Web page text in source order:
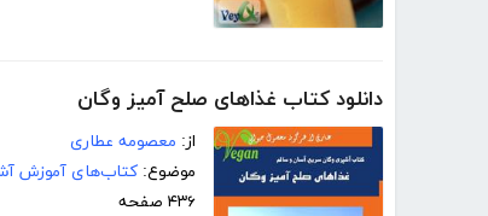
دانلود کتاب غذاهای صلح آمیز وگان
از: معصومه عطاری
موضوع: کتاب‌های آموزش
۴۳۶ صفحه